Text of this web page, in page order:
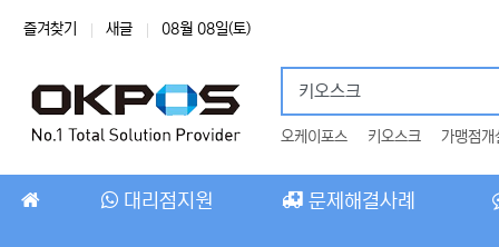
상단 네비
즐겨찾기 새글 08월 08일(토)
오케이포스 키오스크 가맹점개
메인 메뉴 대리점지원 문제해결사례